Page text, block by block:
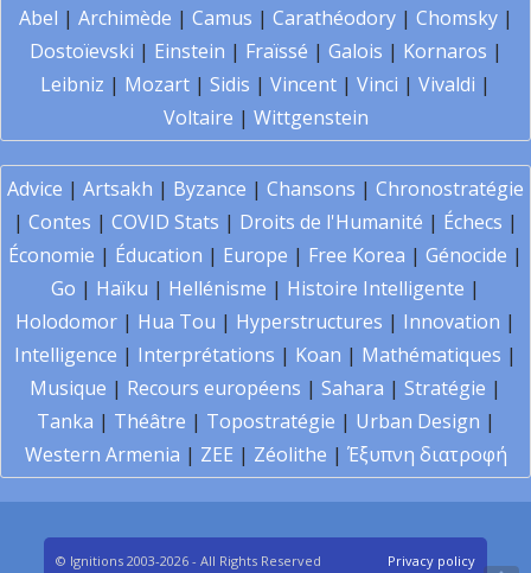
Abel | Archimède | Camus | Carathéodory| Chomsky|
Dostoïevski | Einstein | Fraïssé | Galois | Kornaros |
Leibniz | Mozart | Sidis | Vincent | Vinci | Vivaldi |
Voltaire | Wittgenstein
Advice | Artsakh | Byzance | Chansons | Chronostratégie
| Contes | COVID Stats | Droits de l'Humanité | Échecs |
Économie | Éducation | Europe | Free Korea | Génocide |
Go | Haïku | Hellénisme | Histoire Intelligente |
Holodomor | Hua Tou | Hyperstructures | Innovation |
Intelligence | Interprétations | Koan | Mathématiques |
Musique | Recours européens | Sahara | Stratégie |
Tanka | Théâtre | Topostratégie | Urban Design |
Western Armenia | ZEE | Zéolithe | Έξυπνη διατροφή
© Ignitions 2003-2026 - All Rights Reserved Privacy policy